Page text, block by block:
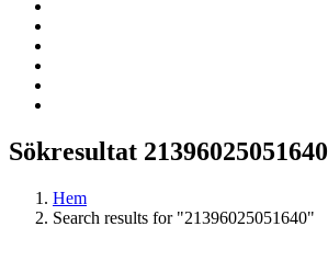
Sökresultat 21396025051640
Hem
Search results for "21396025051640"